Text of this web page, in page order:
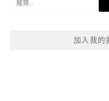
加入我的